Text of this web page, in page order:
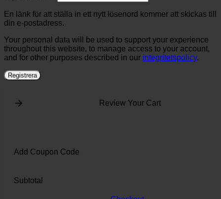
En länk för att ställa in ett nytt lösenord kommer att skickas till
din e-postadress.
Your personal data will be used to support your experience
throughout this website, to manage access to your account,
and for other purposes described in our integritetspolicy.
Registrera
Review Your Cart
Add Coupon Code
Subtotal